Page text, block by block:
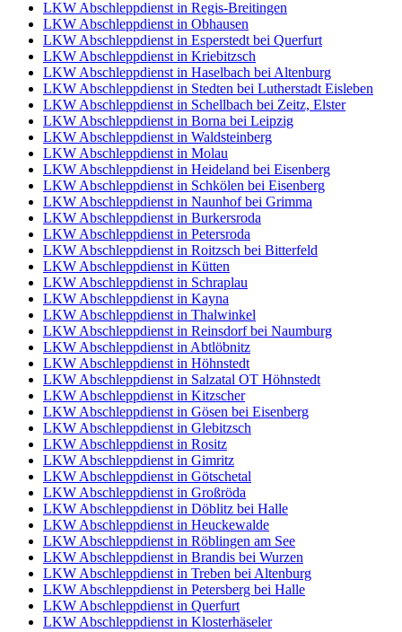
LKW Abschleppdienst in Regis-Breitingen
LKW Abschleppdienst in Obhausen
LKW Abschleppdienst in Esperstedt bei Querfurt
LKW Abschleppdienst in Kriebitzsch
LKW Abschleppdienst in Haselbach bei Altenburg
LKW Abschleppdienst in Stedten bei Lutherstadt Eisleben
LKW Abschleppdienst in Schellbach bei Zeitz, Elster
LKW Abschleppdienst in Borna bei Leipzig
LKW Abschleppdienst in Waldsteinberg
LKW Abschleppdienst in Molau
LKW Abschleppdienst in Heideland bei Eisenberg
LKW Abschleppdienst in Schkölen bei Eisenberg
LKW Abschleppdienst in Naunhof bei Grimma
LKW Abschleppdienst in Burkersroda
LKW Abschleppdienst in Petersroda
LKW Abschleppdienst in Roitzsch bei Bitterfeld
LKW Abschleppdienst in Kütten
LKW Abschleppdienst in Schraplau
LKW Abschleppdienst in Kayna
LKW Abschleppdienst in Thalwinkel
LKW Abschleppdienst in Reinsdorf bei Naumburg
LKW Abschleppdienst in Abtlöbnitz
LKW Abschleppdienst in Höhnstedt
LKW Abschleppdienst in Salzatal OT Höhnstedt
LKW Abschleppdienst in Kitzscher
LKW Abschleppdienst in Gösen bei Eisenberg
LKW Abschleppdienst in Glebitzsch
LKW Abschleppdienst in Rositz
LKW Abschleppdienst in Gimritz
LKW Abschleppdienst in Götschetal
LKW Abschleppdienst in Großröda
LKW Abschleppdienst in Döblitz bei Halle
LKW Abschleppdienst in Heuckewalde
LKW Abschleppdienst in Röblingen am See
LKW Abschleppdienst in Brandis bei Wurzen
LKW Abschleppdienst in Treben bei Altenburg
LKW Abschleppdienst in Petersberg bei Halle
LKW Abschleppdienst in Querfurt
LKW Abschleppdienst in Klosterhäseler